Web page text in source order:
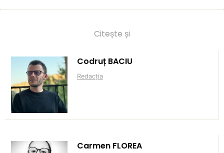
Citește și
Codruț BACIU
Redacția
Carmen FLOREA